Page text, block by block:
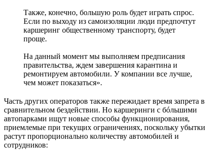
Также, конечно, большую роль будет играть спрос.
Если по выходу из самоизоляции люди предпочтут
каршеринг общественному транспорту, будет
проще.
На данный момент мы выполняем предписания
правительства, ждем завершения карантина и
ремонтируем автомобили. У компании все лучше,
чем может показаться».
Часть других операторов также пережидает время запрета в
сравнительном бездействии. Но каршеринги с бóльшими
автопарками ищут новые способы функционирования,
приемлемые при текущих ограничениях, поскольку убытки
растут пропорционально количеству автомобилей и
сотрудников: